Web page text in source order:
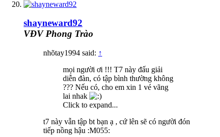
shayneward92
VĐV Phong Trào
nhõtay1994 said: ↑
mọi người ơi !!! T7 này đấu giải
diễn đàn, có tập bình thường không
??? Nếu có, cho em xin 1 vé vãng
lai nhak
Click to expand...
t7 này vẫn tập bt bạn ạ , cứ lên sẽ có người đón
tiếp nồng hậu :M055: